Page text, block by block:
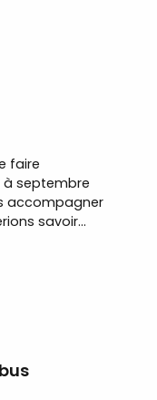
faire
à septembre
accompagner
savoir...